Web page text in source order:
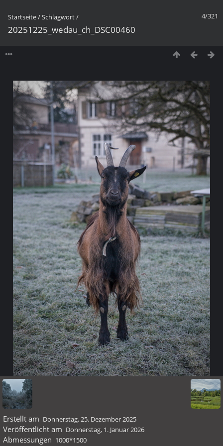
4/321
Startseite/Schlagwort/
20251225_wedau_ch_DSC00460
Erstellt am Donnerstag, 25. Dezember 2025
Veröffentlicht am Donnerstag, 1. Januar 2026
Abmessungen 1000*1500